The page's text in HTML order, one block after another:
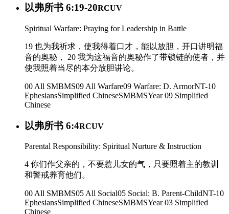
以弗所书 6:19-20RCUV
Spiritual Warfare: Praying for Leadership in Battle
19 也为我祈求，使我得着口才，能以放胆，开口讲明福
音的奥秘， 20 我为这福音的奥秘作了带锁链的使者，并
使我照着当尽的本分放胆讲论。
00 All SMBMS09 All Warfare09 Warfare: D. ArmorNT-10
EphesiansSimplified ChineseSMBMSYear 09 Simplified
Chinese
以弗所书 6:4RCUV
Parental Responsibility: Spiritual Nurture & Instruction
4 你们作父亲的，不要惹儿女的气，只要照着主的教训
和警戒养育他们。
00 All SMBMS05 All Social05 Social: B. Parent-ChildNT-10
EphesiansSimplified ChineseSMBMSYear 03 Simplified
Chinese